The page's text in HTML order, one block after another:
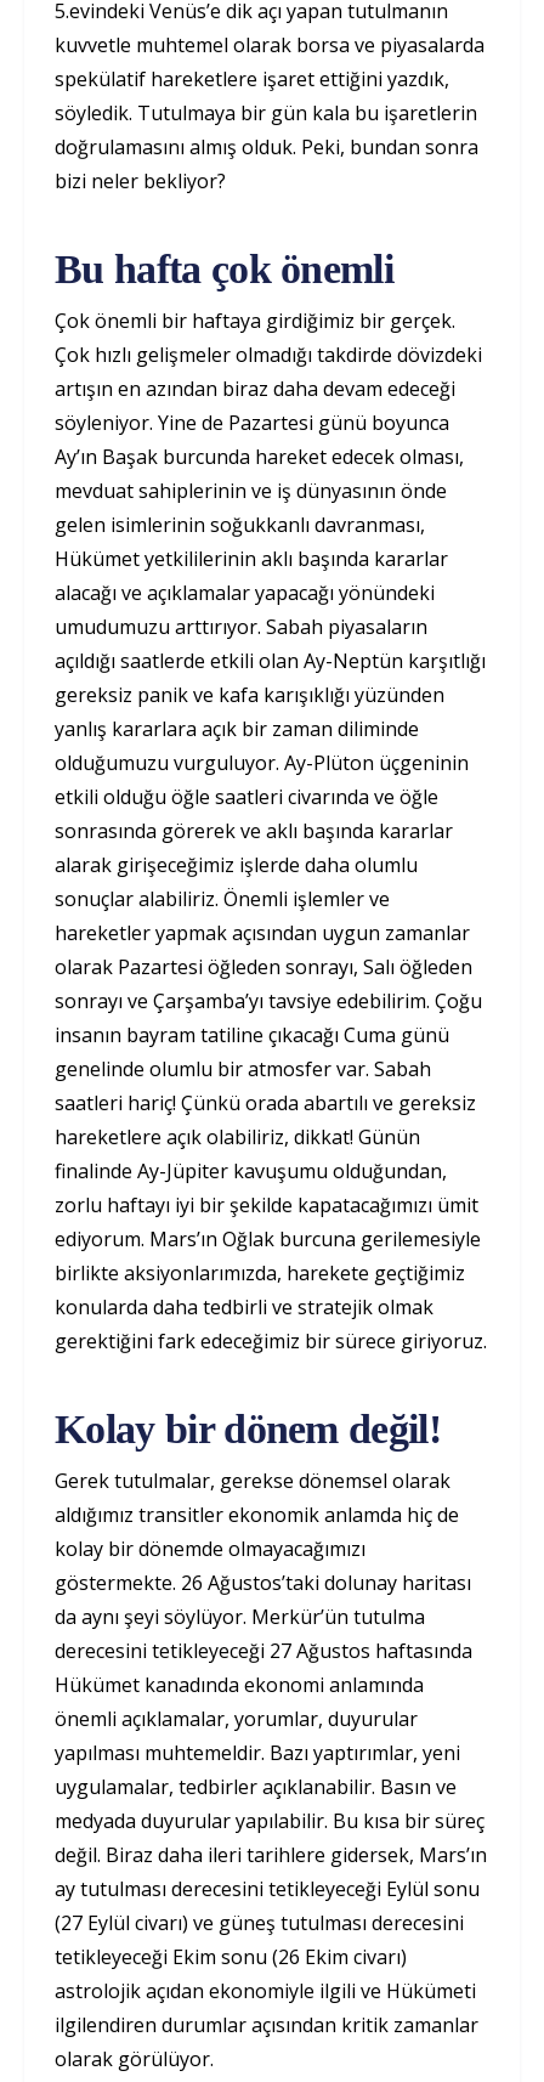
5.evindeki Venüs’e dik açı yapan tutulmanın
kuvvetle muhtemel olarak borsa ve piyasalarda
spekülatif hareketlere işaret ettiğini yazdık,
söyledik. Tutulmaya bir gün kala bu işaretlerin
doğrulamasını almış olduk. Peki, bundan sonra
bizi neler bekliyor?
Bu hafta çok önemli
Çok önemli bir haftaya girdiğimiz bir gerçek.
Çok hızlı gelişmeler olmadığı takdirde dövizdeki
artışın en azından biraz daha devam edeceği
söyleniyor. Yine de Pazartesi günü boyunca
Ay’ın Başak burcunda hareket edecek olması,
mevduat sahiplerinin ve iş dünyasının önde
gelen isimlerinin soğukkanlı davranması,
Hükümet yetkililerinin aklı başında kararlar
alacağı ve açıklamalar yapacağı yönündeki
umudumuzu arttırıyor. Sabah piyasaların
açıldığı saatlerde etkili olan Ay-Neptün karşıtlığı
gereksiz panik ve kafa karışıklığı yüzünden
yanlış kararlara açık bir zaman diliminde
olduğumuzu vurguluyor. Ay-Plüton üçgeninin
etkili olduğu öğle saatleri civarında ve öğle
sonrasında görerek ve aklı başında kararlar
alarak girişeceğimiz işlerde daha olumlu
sonuçlar alabiliriz. Önemli işlemler ve
hareketler yapmak açısından uygun zamanlar
olarak Pazartesi öğleden sonrayı, Salı öğleden
sonrayı ve Çarşamba’yı tavsiye edebilirim. Çoğu
insanın bayram tatiline çıkacağı Cuma günü
genelinde olumlu bir atmosfer var. Sabah
saatleri hariç! Çünkü orada abartılı ve gereksiz
hareketlere açık olabiliriz, dikkat! Günün
finalinde Ay-Jüpiter kavuşumu olduğundan,
zorlu haftayı iyi bir şekilde kapatacağımızı ümit
ediyorum. Mars’ın Oğlak burcuna gerilemesiyle
birlikte aksiyonlarımızda, harekete geçtiğimiz
konularda daha tedbirli ve stratejik olmak
gerektiğini fark edeceğimiz bir sürece giriyoruz.
Kolay bir dönem değil!
Gerek tutulmalar, gerekse dönemsel olarak
aldığımız transitler ekonomik anlamda hiç de
kolay bir dönemde olmayacağımızı
göstermekte. 26 Ağustos’taki dolunay haritası
da aynı şeyi söylüyor. Merkür’ün tutulma
derecesini tetikleyeceği 27 Ağustos haftasında
Hükümet kanadında ekonomi anlamında
önemli açıklamalar, yorumlar, duyurular
yapılması muhtemeldir. Bazı yaptırımlar, yeni
uygulamalar, tedbirler açıklanabilir. Basın ve
medyada duyurular yapılabilir. Bu kısa bir süreç
değil. Biraz daha ileri tarihlere gidersek, Mars’ın
ay tutulması derecesini tetikleyeceği Eylül sonu
(27 Eylül civarı) ve güneş tutulması derecesini
tetikleyeceği Ekim sonu (26 Ekim civarı)
astrolojik açıdan ekonomiyle ilgili ve Hükümeti
ilgilendiren durumlar açısından kritik zamanlar
olarak görülüyor.